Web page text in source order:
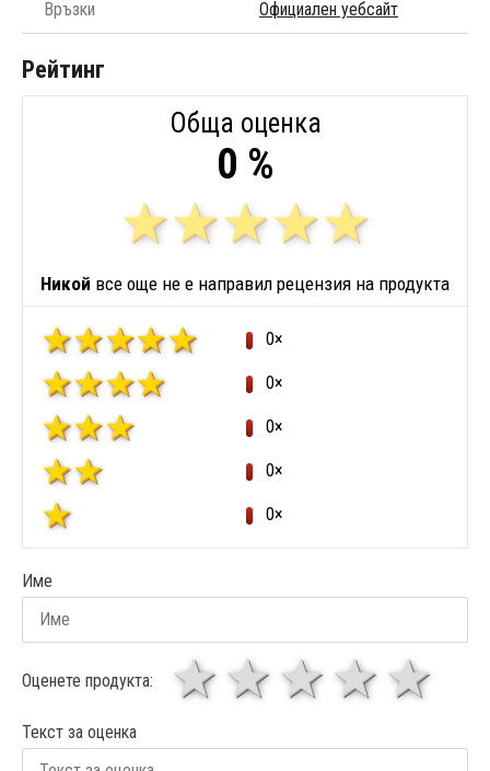
Връзки Официален уебсайт
Рейтинг
Обща оценка
0 %
Никой все още не е направил рецензия на продукта
0×
0×
0×
0×
0×
Име
Оценете продукта: 4
3
звезди
1 звезда
Текст за оценка